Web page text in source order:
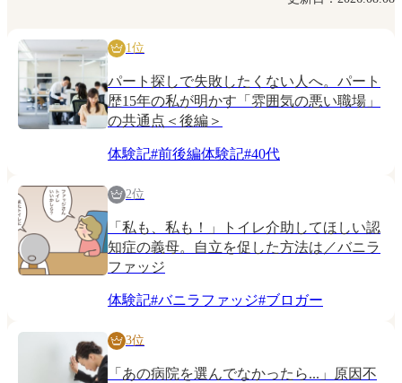
1位
パート探しで失敗したくない人へ。パート
歴15年の私が明かす「雰囲気の悪い職場」
の共通点＜後編＞
体験記#前後編体験記#40代
2位
「私も、私も！」トイレ介助してほしい認
知症の義母。自立を促した方法は／バニラ
ファッジ
体験記#バニラファッジ#ブロガー
3位
「あの病院を選んでなかったら...」原因不